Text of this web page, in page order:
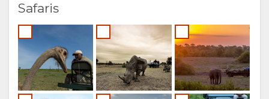
Safaris